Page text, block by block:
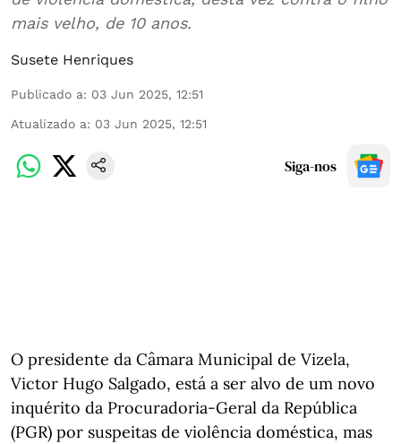
mais velho, de 10 anos.
Susete Henriques
Publicado a: 03 Jun 2025, 12:51
Atualizado a: 03 Jun 2025, 12:51
Siga-nos
O presidente da Câmara Municipal de Vizela,
Victor Hugo Salgado, está a ser alvo de um novo
inquérito da Procuradoria-Geral da República
(PGR) por suspeitas de violência doméstica, mas